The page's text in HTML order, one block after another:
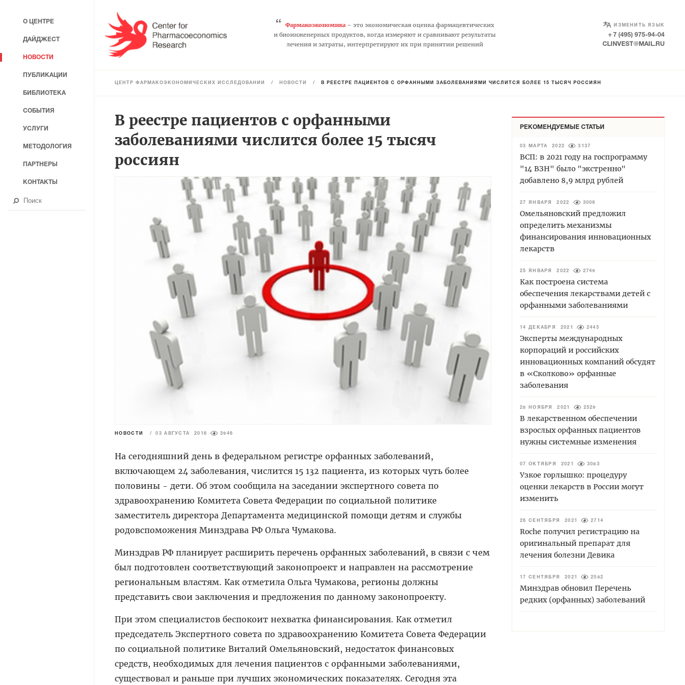
“ Фармакоэкономика– это экономическая оценка фармацевтических
и биоинженерных продуктов, когда измеряют и сравнивают результаты
лечения и затраты, интерпретируют их при принятии решений
ИЗМЕНИТЬ ЯЗЫК
SELECT LANGUAGE
+ 7 (495) 975-94-04
CLINVEST@MAIL.RU
ЦЕНТР ФАРМАКОЭКОНОМИЧЕСКИХ ИССЛЕДОВАНИЙ / НОВОСТИ / В РЕЕСТРЕ ПАЦИЕНТОВ С ОРФАННЫМИ ЗАБОЛЕВАНИЯМИ ЧИСЛИТСЯ БОЛЕЕ 15 ТЫСЯЧ РОССИЯН
В реестре пациентов с орфанными
заболеваниями числится более 15 тысяч
россиян
НОВОСТИ / 03 АВГУСТА 2016 3946
На сегодняшний день в федеральном регистре орфанных заболеваний,
включающем 24 заболевания, числится 15 132 пациента, из которых чуть более
половины - дети. Об этом сообщила на заседании экспертного совета по
здравоохранению Комитета Совета Федерации по социальной политике
заместитель директора Департамента медицинской помощи детям и службы
родовспоможения Минздрава РФ Ольга Чумакова.
Минздрав РФ планирует расширить перечень орфанных заболеваний, в связи с чем
был подготовлен соответствующий законопроект и направлен на рассмотрение
региональным властям. Как отметила Ольга Чумакова, регионы должны
представить свои заключения и предложения по данному законопроекту.
При этом специалистов беспокоит нехватка финансирования. Как отметил
председатель Экспертного совета по здравоохранению Комитета Совета Федерации
по социальной политике Виталий Омельяновский, недостаток финансовых
средств, необходимых для лечения пациентов с орфанными заболеваниями,
существовал и раньше при лучших экономических показателях. Сегодня эта
РЕКОМЕНДУЕМЫЕ СТАТЬИ
03 МАРТА 2022 3137
ВСП: в 2021 году на госпрограмму
"14 ВЗН" было "экстренно"
добавлено 8,9 млрд рублей
27 ЯНВАРЯ 2022 3006
Омельяновский предложил
определить механизмы
финансирования инновационных
лекарств
25 ЯНВАРЯ 2022 2749
Как построена система
обеспечения лекарствами детей с
орфанными заболеваниями
14 ДЕКАБРЯ 2021 2445
Эксперты международных
корпораций и российских
инновационных компаний обсудят
в «Сколково» орфанные
заболевания
28 НОЯБРЯ 2021 2529
В лекарственном обеспечении
взрослых орфанных пациентов
нужны системные изменения
07 ОКТЯБРЯ 2021 3083
Узкое горлышко: процедуру
оценки лекарств в России могут
изменить
26 СЕНТЯБРЯ 2021 2714
Roche получил регистрацию на
оригинальный препарат для
лечения болезни Девика
17 СЕНТЯБРЯ 2021 2582
Минздрав обновил Перечень
редких (орфанных) заболеваний
О ЦЕНТРЕ
ДАЙДЖЕСТ
НОВОСТИ
ПУБЛИКАЦИИ
БИБЛИОТЕКА
СОБЫТИЯ
УСЛУГИ
МЕТОДОЛОГИЯ
ПАРТНЕРЫ
КОНТАКТЫ